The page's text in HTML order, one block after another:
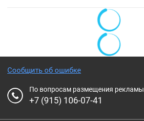
Сообщить об ошибке
По вопросам размещения рекламы
+7 (915) 106-07-41